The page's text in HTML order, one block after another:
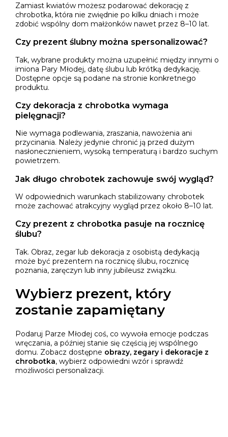
Zamiast kwiatów możesz podarować dekorację z
chrobotka, która nie zwiędnie po kilku dniach i może
zdobić wspólny dom małżonków nawet przez 8–10 lat.
Czy prezent ślubny można spersonalizować?
Tak, wybrane produkty można uzupełnić między innymi o
imiona Pary Młodej, datę ślubu lub krótką dedykację.
Dostępne opcje są podane na stronie konkretnego
produktu.
Czy dekoracja z chrobotka wymaga
pielęgnacji?
Nie wymaga podlewania, zraszania, nawożenia ani
przycinania. Należy jedynie chronić ją przed dużym
nasłonecznieniem, wysoką temperaturą i bardzo suchym
powietrzem.
Jak długo chrobotek zachowuje swój wygląd?
W odpowiednich warunkach stabilizowany chrobotek
może zachować atrakcyjny wygląd przez około 8–10 lat.
Czy prezent z chrobotka pasuje na rocznicę
ślubu?
Tak. Obraz, zegar lub dekoracja z osobistą dedykacją
może być prezentem na rocznicę ślubu, rocznicę
poznania, zaręczyn lub inny jubileusz związku.
Wybierz prezent, który
zostanie zapamiętany
Podaruj Parze Młodej coś, co wywoła emocje podczas
wręczania, a później stanie się częścią jej wspólnego
domu. Zobacz dostępne obrazy, zegary i dekoracje z
chrobotka, wybierz odpowiedni wzór i sprawdź
możliwości personalizacji.